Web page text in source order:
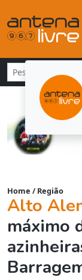
Home / Região
Alto
máximo